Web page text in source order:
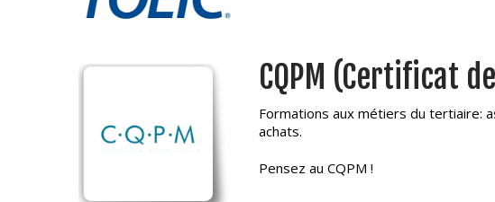
CQPM (Certificat
Formations aux métiers du tertiaire:
achats.
Pensez au CQPM !